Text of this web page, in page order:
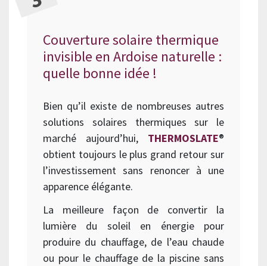
Couverture solaire thermique
invisible en Ardoise naturelle :
quelle bonne idée !
Bien qu’il existe de nombreuses autres
solutions solaires thermiques sur le
marché aujourd’hui, THERMOSLATE®
obtient toujours le plus grand retour sur
l’investissement sans renoncer à une
apparence élégante.
La meilleure façon de convertir la
lumière du soleil en énergie pour
produire du chauffage, de l’eau chaude
ou pour le chauffage de la piscine sans